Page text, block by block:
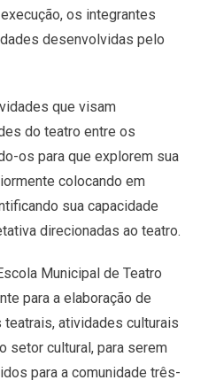
os integrantes
desenvolvidas pelo
que visam
do teatro entre os
os para que explorem sua
colocando em
sua capacidade
direcionadas ao teatro.
Municipal de Teatro
para a elaboração de
atividades culturais
setor cultural, para serem
para a comunidade três-